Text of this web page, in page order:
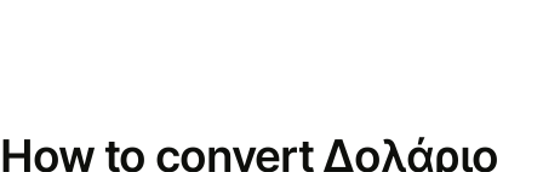
How to convert Δολάριο